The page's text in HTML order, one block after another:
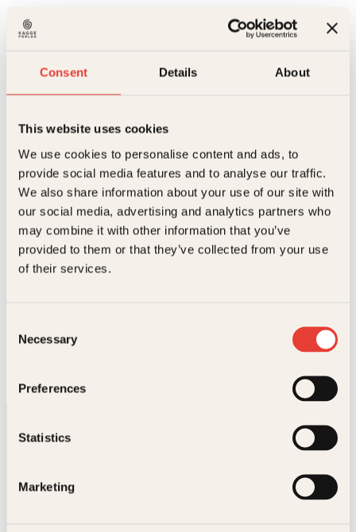
Consent Details About
This website uses cookies
We use cookies to personalise content and ads, to
provide social media features and to analyse our traffic.
We also share information about your use of our site with
our social media, advertising and analytics partners who
may combine it with other information that you’ve
provided to them or that they’ve collected from your use
of their services.
Selection
Necessary
Preferences
Statistics
Marketing
Lee Bacon har skrevet flere bøker for barn, og
Det siste
Innbundet